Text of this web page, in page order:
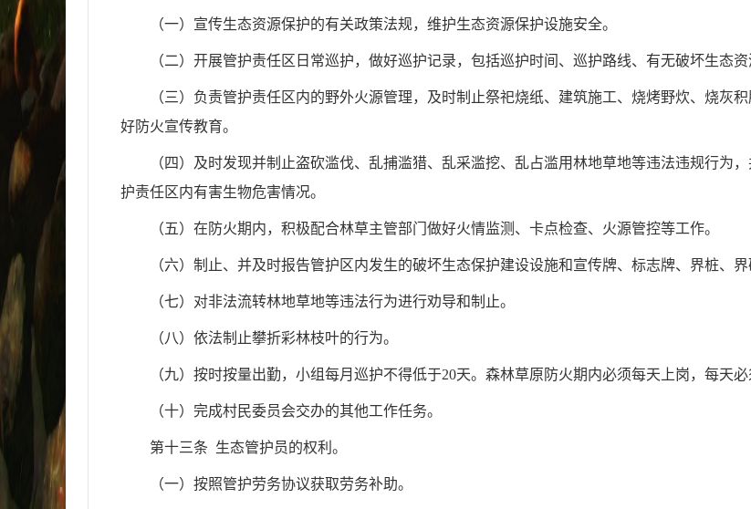
（一）宣传生态资源保护的有关政策法规，维护生态资源保护设施安全。
（二）开展管护责任区日常巡护，做好巡护记录，包括巡护时间、巡护路线、有无破坏生态资
（三）负责管护责任区内的野外火源管理，及时制止祭祀烧纸、建筑施工、烧烤野炊、烧灰
好防火宣传教育。
（四）及时发现并制止盗砍滥伐、乱捕滥猎、乱采滥挖、乱占滥用林地草地等违法违规行为
护责任区内有害生物危害情况。
（五）在防火期内，积极配合林草主管部门做好火情监测、卡点检查、火源管控等工作。
（六）制止、并及时报告管护区内发生的破坏生态保护建设设施和宣传牌、标志牌、界桩、界
（七）对非法流转林地草地等违法行为进行劝导和制止。
（八）依法制止攀折彩林枝叶的行为。
（九）按时按量出勤，小组每月巡护不得低于20天。森林草原防火期内必须每天上岗，每天必
（十）完成村民委员会交办的其他工作任务。
第十三条 生态管护员的权利。
（一）按照管护劳务协议获取劳务补助。